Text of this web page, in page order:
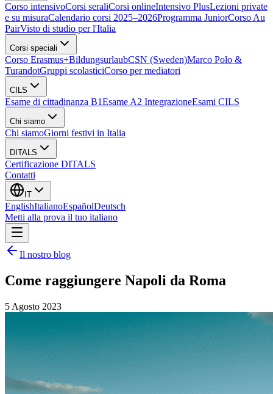
Corso intensivoCorsi seraliCorsi onlineIntensivo PlusLezioni private
e su misuraCalendario corsi 2025–2026Programma JuniorCorso Au
PairVisto di studio per l'Italia
Corsi speciali
Corso Erasmus+BildungsurlaubCSN (Sweden)Marco Polo &
TurandotGruppi scolasticiCorso per mediatori
CILS
Esame di cittadinanza B1Esame A2 IntegrazioneEsami CILS
Chi siamo
Chi siamoGiorni festivi in Italia
DITALS
Certificazione DITALS
Contatti
IT
EnglishItalianoEspañolDeutsch
Metti alla prova il tuo italiano
Il nostro blog
Come raggiungere Napoli da Roma
5 Agosto 2023